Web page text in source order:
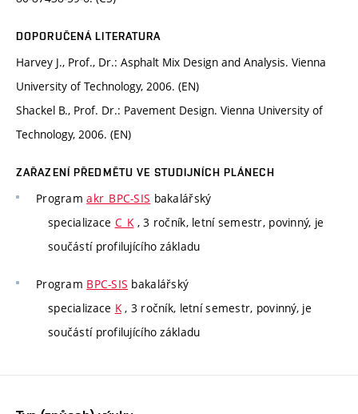
DOPORUČENÁ LITERATURA
Harvey J., Prof., Dr.: Asphalt Mix Design and Analysis. Vienna
University of Technology, 2006. (EN)
Shackel B., Prof. Dr.: Pavement Design. Vienna University of
Technology, 2006. (EN)
ZAŘAZENÍ PŘEDMĚTU VE STUDIJNÍCH PLÁNECH
Programakr_BPC-SIS bakalářský
specializace C_K , 3 ročník, letní semestr, povinný, je
součástí profilujícího základu
Program BPC-SIS bakalářský
specializace K, 3 ročník, letní semestr, povinný, je
součástí profilujícího základu